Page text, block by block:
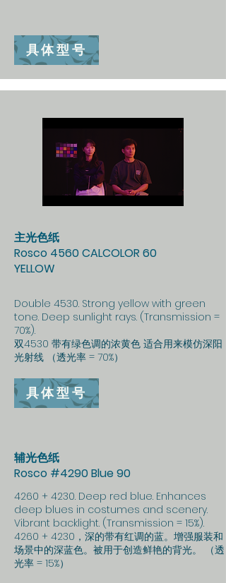
具体型号
主光色纸
Rosco 4560 CALCOLOR 60
YELLOW
Double 4530. Strong yellow with green
tone. Deep sunlight rays. (Transmission =
70%).
双4530 带有绿色调的浓黄色 适合用来模仿深阳
光射线 （透光率 = 70%）
具体型号
辅光色纸
Rosco #4290 Blue 90
4260 + 4230. Deep red blue. Enhances
deep blues in costumes and scenery.
Vibrant backlight. (Transmission = 15%).
4260 + 4230，深的带有红调的蓝。增强服装和
场景中的深蓝色。被用于创造鲜艳的背光。 （透
光率 = 15%）